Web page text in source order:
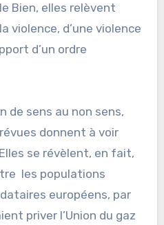
Bien, elles relèvent
violence, d’une violence
d’un ordre
de sens au non sens,
donnent à voir
se révèlent, en fait,
les populations
européens, par
priver l’Union du gaz